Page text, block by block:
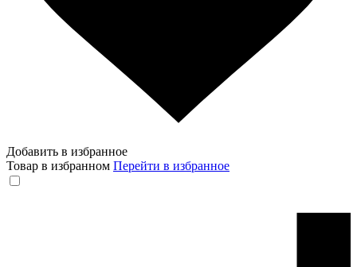
Добавить в избранное
Товар в избранном Перейти в избранное